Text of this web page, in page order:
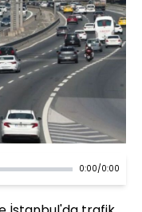
0:00/0:00